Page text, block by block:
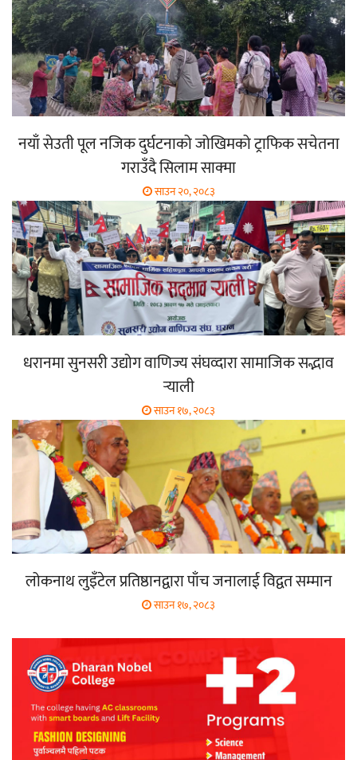
नयाँ सेउती पूल नजिक दुर्घटनाको जोखिमको ट्राफिक सचेतना
गराउँदै सिलाम साक्मा
साउन २०, २०८३
धरानमा सुनसरी उद्योग वाणिज्य संघव्दारा सामाजिक सद्भाव
र्‍याली
साउन १७, २०८३
लोकनाथ लुइँटेल प्रतिष्ठानद्वारा पाँच जनालाई विद्वत सम्मान
साउन १७, २०८३